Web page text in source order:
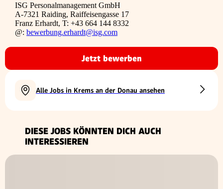
ISG Personalmanagement GmbH
A-7321 Raiding, Raiffeisengasse 17
Franz Erhardt, T: +43 664 144 8332
@: bewerbung.erhardt@isg.com
Jetzt bewerben
Alle Jobs in Krems an der Donau ansehen
DIESE JOBS KÖNNTEN DICH AUCH
INTERESSIEREN